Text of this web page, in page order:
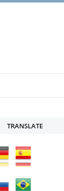
TRANSLATE